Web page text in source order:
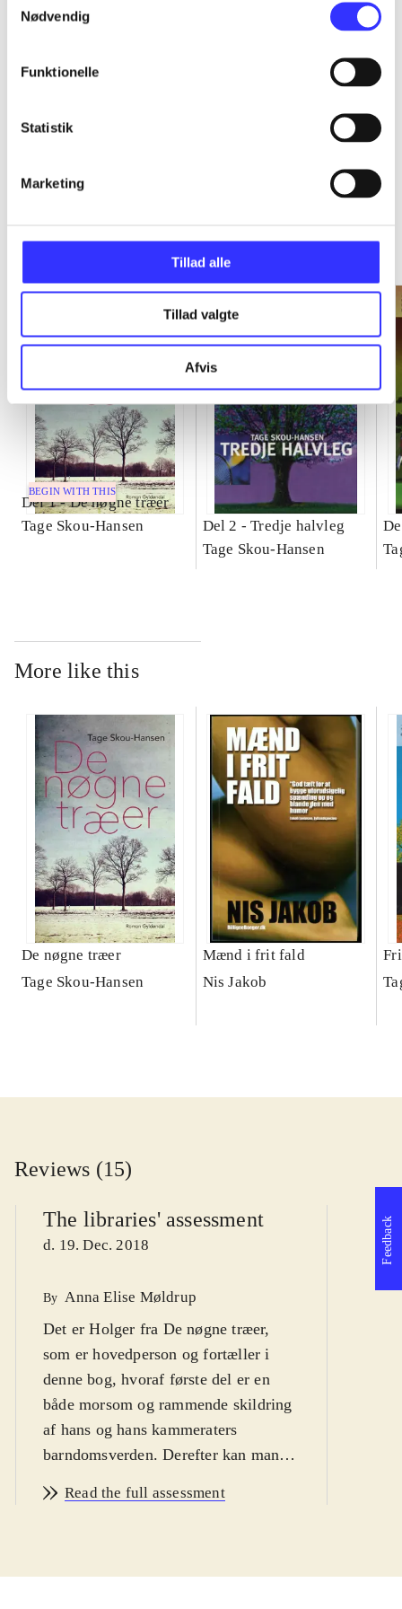
Nødvendig
Funktionelle
Statistik
Marketing
Tillad alle
Tillad valgte
Afvis
...
...
BEGIN WITH THIS
Del 1 -De nøgne træer
Tage Skou-Hansen
Del 2 -Tredje halvleg
Tage Skou-Hansen
More like this
De nøgne træer
Tage Skou-Hansen
Mænd i frit fald
Nis Jakob
Reviews (15)
The libraries' assessment
d. 19. Dec. 2018
By Anna Elise Møldrup
Det er Holger fra De nøgne træer,
som er hovedperson og fortæller i
denne bog, hvoraf første del er en
både morsom og rammende skildring
af hans og hans kammeraters
barndomsverden. Derefter kan man
beretningen videre om den unge
hans fælle fra modstandskampen, og
Read the full assessment
Feedback